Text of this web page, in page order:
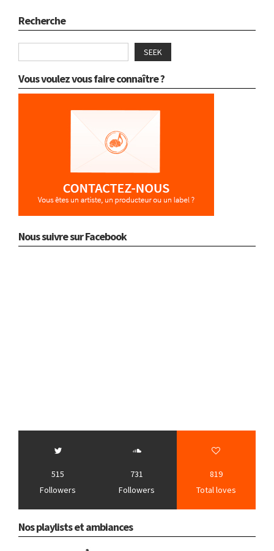
Recherche
SEEK
Vous voulez vous faire connaître ?
Nous suivre sur Facebook
515
Followers
731
Followers
819
Total loves
Nos playlists et ambiances